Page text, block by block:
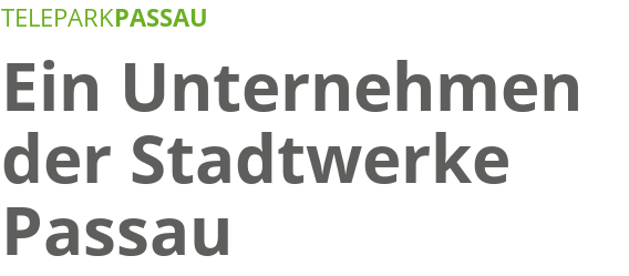
TELEPARKPASSAU
Ein Unternehmen
der Stadtwerke
Passau